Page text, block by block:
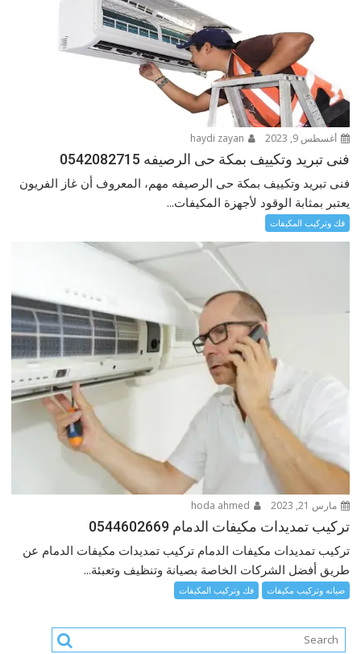
أغسطس 9, 2023
فنى تبريد وتكييف بمكة حى الرصيفه 0542082715
فنى تبريد وتكييف بمكة حى الرصيفه مهم، المعروف أن غاز الفريون
يعتبر بمثابة الوقود لأجهزة المكيفات...
فك وتركيب المكيفات
مارس 21, 2023
تركيب تمديدات مكيفات الدمام 0544602669
تركيب تمديدات مكيفات الدمام تركيب تمديدات مكيفات الدمام عن
طريق أفضل الشركات الخاصة بصيانة وتنظيف وتعبئة...
صيانه وتركيب مكيفات فك وتركيب المكيفات